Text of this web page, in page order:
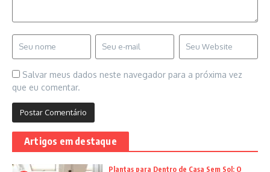
Salvar meus dados neste navegador para a próxima vez
que eu comentar.
Artigos em destaque
Plantas para Dentro de Casa Sem Sol: O